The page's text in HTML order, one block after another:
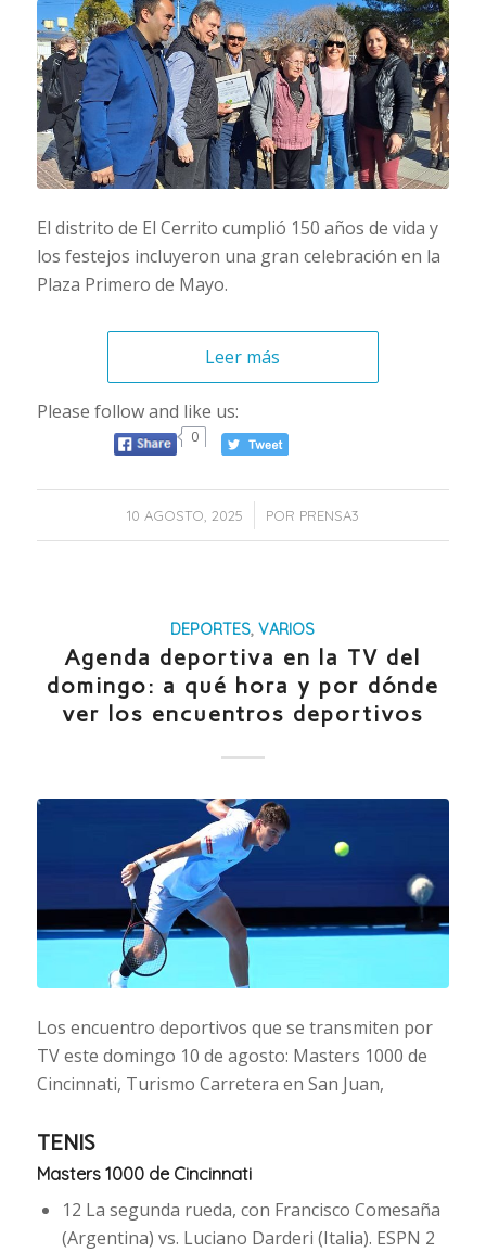
El distrito de El Cerrito cumplió 150 años de vida y
los festejos incluyeron una gran celebración en la
Plaza Primero de Mayo.
Leer más
Please follow and like us:
0
10 AGOSTO, 2025
/ POR PRENSA3
DEPORTES,VARIOS
Agenda deportiva en la TV del
domingo: a qué hora y por dónde
ver los encuentros deportivos
Los encuentro deportivos que se transmiten por
TV este domingo 10 de agosto: Masters 1000 de
Cincinnati, Turismo Carretera en San Juan,
TENIS
Masters 1000 de Cincinnati
12 La segunda rueda, con Francisco Comesaña
(Argentina) vs. Luciano Darderi (Italia). ESPN 2